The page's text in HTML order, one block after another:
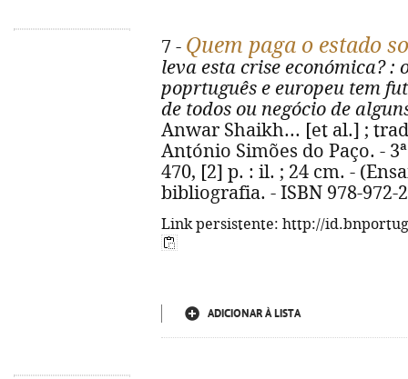
7 - Quem paga o estado
leva esta crise económica?:
poprtuguês e europeu tem
de todos ou negócio de
Anwar Shaikh... [et al.] ;
António Simões do Paço. -
470, [2] p. : il. ; 24 cm. -
bibliografia. - ISBN 978-972-
Link persistente: http://
ADICIONAR À LISTA